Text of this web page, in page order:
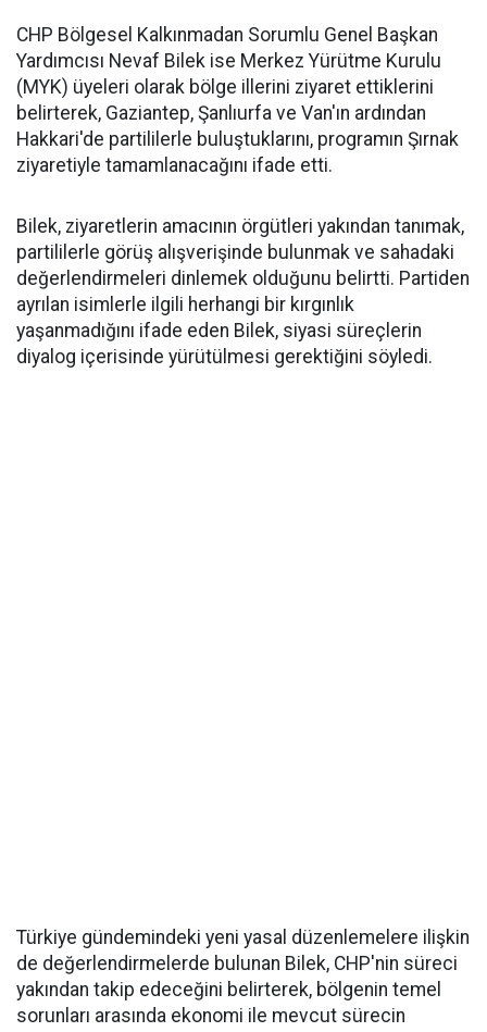
CHP Bölgesel Kalkınmadan Sorumlu Genel Başkan
Yardımcısı Nevaf Bilek ise Merkez Yürütme Kurulu
(MYK) üyeleri olarak bölge illerini ziyaret ettiklerini
belirterek, Gaziantep, Şanlıurfa ve Van'ın ardından
Hakkari'de partililerle buluştuklarını, programın Şırnak
ziyaretiyle tamamlanacağını ifade etti.
Bilek, ziyaretlerin amacının örgütleri yakından tanımak,
partililerle görüş alışverişinde bulunmak ve sahadaki
değerlendirmeleri dinlemek olduğunu belirtti. Partiden
ayrılan isimlerle ilgili herhangi bir kırgınlık
yaşanmadığını ifade eden Bilek, siyasi süreçlerin
diyalog içerisinde yürütülmesi gerektiğini söyledi.
Türkiye gündemindeki yeni yasal düzenlemelere ilişkin
de değerlendirmelerde bulunan Bilek, CHP'nin süreci
yakından takip edeceğini belirterek, bölgenin temel
sorunları arasında ekonomi ile mevcut sürecin